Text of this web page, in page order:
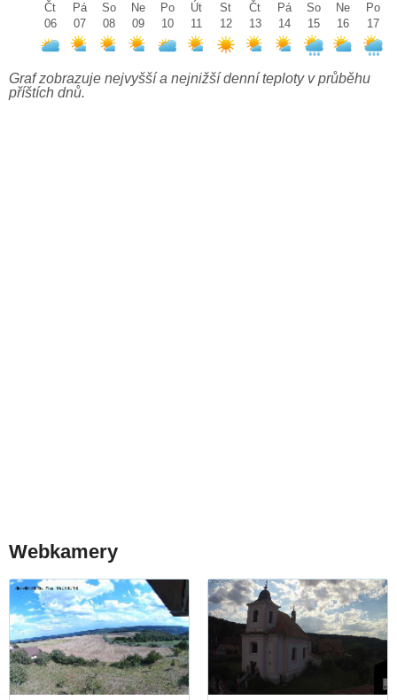
Čt
06
Pá
07
So
08
Ne
09
Po
10
Út
11
St
12
Čt
13
Pá
14
So
15
Ne
16
Po
17
Graf zobrazuje nejvyšší a nejnižší denní teploty v průběhu
příštích dnů.
Webkamery